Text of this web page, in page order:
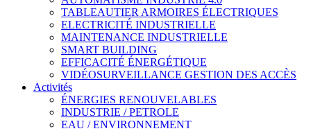
TABLEAUTIER ARMOIRES ÉLECTRIQUES
ELECTRICITÉ INDUSTRIELLE
MAINTENANCE INDUSTRIELLE
SMART BUILDING
EFFICACITÉ ÉNERGÉTIQUE
VIDÉOSURVEILLANCE GESTION DES ACCÈS
Activités
ÉNERGIES RENOUVELABLES
INDUSTRIE / PETROLE
EAU / ENVIRONNEMENT